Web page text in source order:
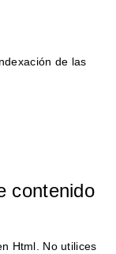
de las
contenido
Html. No utilices